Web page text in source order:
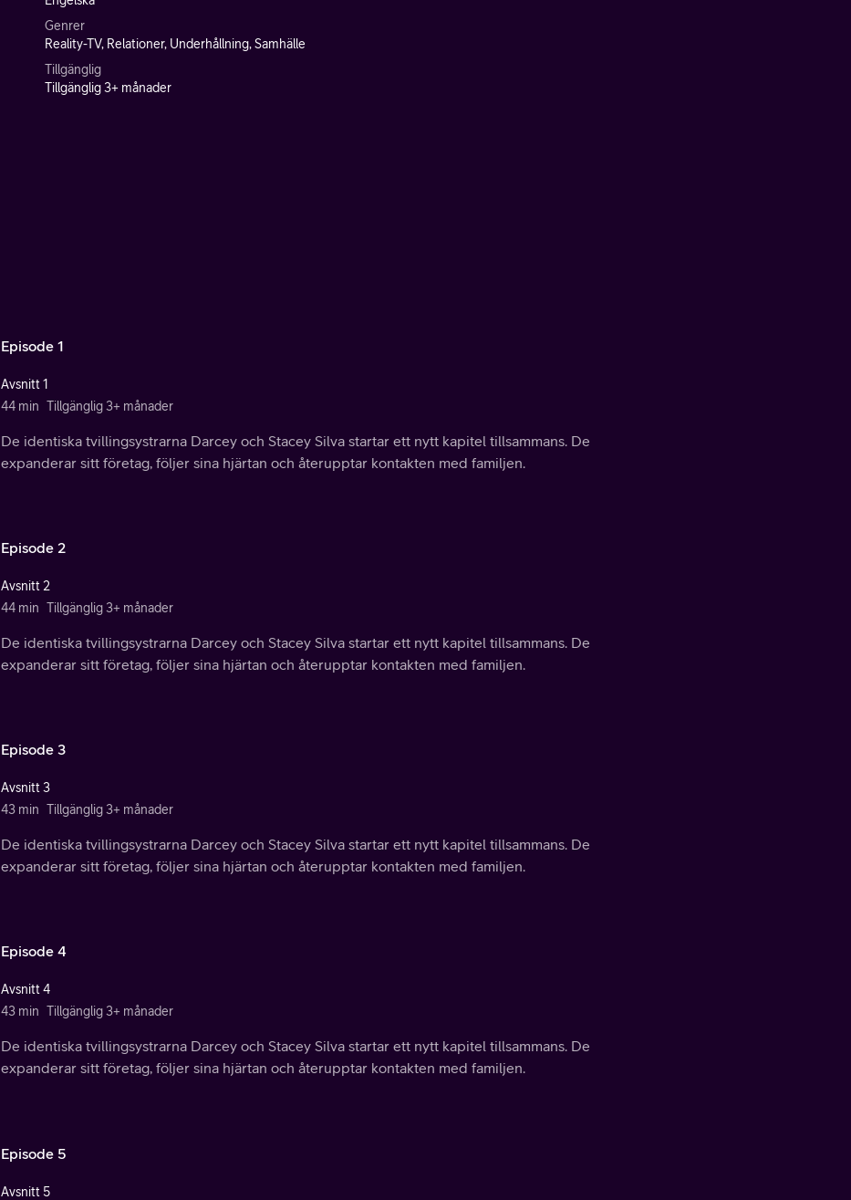
Genrer
Reality-TV, Relationer, Underhållning, Samhälle
Tillgänglig
Tillgänglig 3+ månader
Episode 1
Avsnitt 1
44 min Tillgänglig 3+ månader
De identiska tvillingsystrarna Darcey och Stacey Silva startar ett nytt kapitel tillsammans. De
expanderar sitt företag, följer sina hjärtan och återupptar kontakten med familjen.
Episode 2
Avsnitt 2
44 min Tillgänglig 3+ månader
De identiska tvillingsystrarna Darcey och Stacey Silva startar ett nytt kapitel tillsammans. De
expanderar sitt företag, följer sina hjärtan och återupptar kontakten med familjen.
Episode 3
Avsnitt 3
43 min Tillgänglig 3+ månader
De identiska tvillingsystrarna Darcey och Stacey Silva startar ett nytt kapitel tillsammans. De
expanderar sitt företag, följer sina hjärtan och återupptar kontakten med familjen.
Episode 4
Avsnitt 4
43 min Tillgänglig 3+ månader
De identiska tvillingsystrarna Darcey och Stacey Silva startar ett nytt kapitel tillsammans. De
expanderar sitt företag, följer sina hjärtan och återupptar kontakten med familjen.
Episode 5
Avsnitt 5